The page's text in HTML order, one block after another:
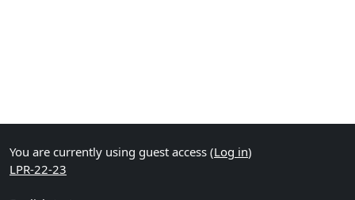
You are currently using guest access (Log in)
LPR-22-23